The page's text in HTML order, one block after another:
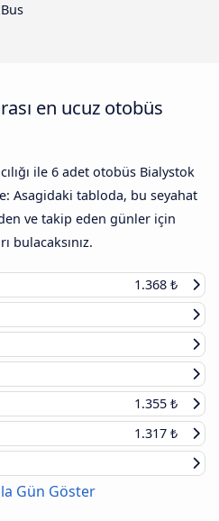
en ucuz otobüs
ile 6 adet otobüs Bialystok
Asagidaki tabloda, bu seyahat
ve takip eden günler için
bulacaksınız.
1.368 ₺
1.355 ₺
1.317 ₺
Gün Göster